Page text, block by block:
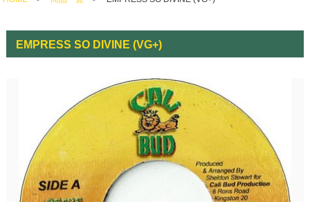
EMPRESS SO DIVINE (VG+)